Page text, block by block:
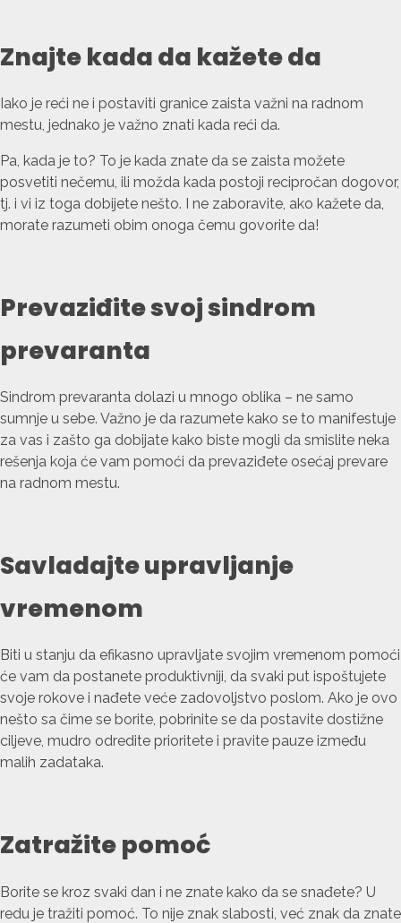
Znajte kada da kažete da
Iako je reći ne i postaviti granice zaista važni na radnom
mestu, jednako je važno znati kada reći da.
Pa, kada je to? To je kada znate da se zaista možete
posvetiti nečemu, ili možda kada postoji recipročan dogovor,
tj. i vi iz toga dobijete nešto. I ne zaboravite, ako kažete da,
morate razumeti obim onoga čemu govorite da!
Prevaziđite svoj sindrom
prevaranta
Sindrom prevaranta dolazi u mnogo oblika – ne samo
sumnje u sebe. Važno je da razumete kako se to manifestuje
za vas i zašto ga dobijate kako biste mogli da smislite neka
rešenja koja će vam pomoći da prevaziđete osećaj prevare
na radnom mestu.
Savladajte upravljanje
vremenom
Biti u stanju da efikasno upravljate svojim vremenom pomoći
će vam da postanete produktivniji, da svaki put ispoštujete
svoje rokove i nađete veće zadovoljstvo poslom. Ako je ovo
nešto sa čime se borite, pobrinite se da postavite dostižne
ciljeve, mudro odredite prioritete i pravite pauze između
malih zadataka.
Zatražite pomoć
Borite se kroz svaki dan i ne znate kako da se snađete? U
redu je tražiti pomoć. To nije znak slabosti, već znak da znate